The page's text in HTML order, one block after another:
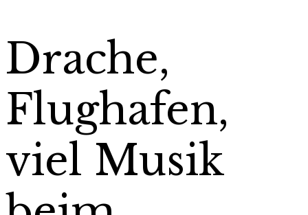
Drache,
Flughafen,
viel Musik